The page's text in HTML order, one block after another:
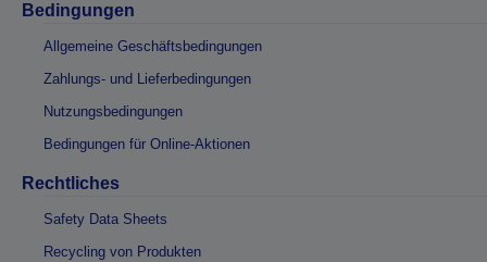
Bedingungen
Allgemeine Geschäftsbedingungen
Zahlungs- und Lieferbedingungen
Nutzungsbedingungen
Bedingungen für Online-Aktionen
Rechtliches
Safety Data Sheets
Recycling von Produkten